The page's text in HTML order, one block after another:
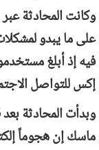
وكانت المحادثة
على ما يبدو
فيه إذ أبلغ
إكس للتواصل
ماسك إن هجوماً